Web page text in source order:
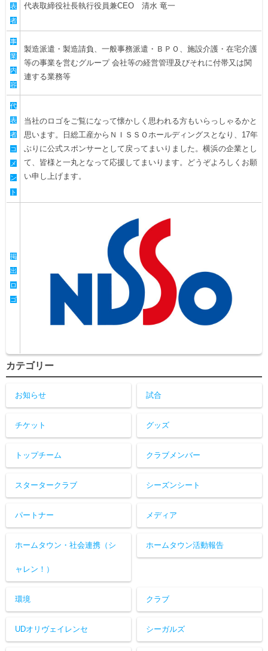
表
者
代表取締役社長執行役員兼CEO 清水 竜一
事
業
内
容
製造派遣・製造請負、一般事務派遣・ＢＰＯ、施設介護・在宅介護
等の事業を営むグループ 会社等の経営管理及びそれに付帯又は関
連する業務等
代
表
者
コ
メ
ン
ト
当社のロゴをご覧になって懐かしく思われる方もいらっしゃるかと
思います。日総工産からＮＩＳＳＯホールディングスとなり、17年
ぶりに公式スポンサーとして戻ってまいりました。横浜の企業とし
て、皆様と一丸となって応援してまいります。どうぞよろしくお願
い申し上げます。
掲
出
ロ
ゴ
カテゴリー
お知らせ 試合
チケット グッズ
トップチーム クラブメンバー
スタータークラブ シーズンシート
パートナー メディア
ホームタウン・社会連携（シ
ャレン！）
ホームタウン活動報告
環境 クラブ
UDオリヴェイレンセ シーガルズ